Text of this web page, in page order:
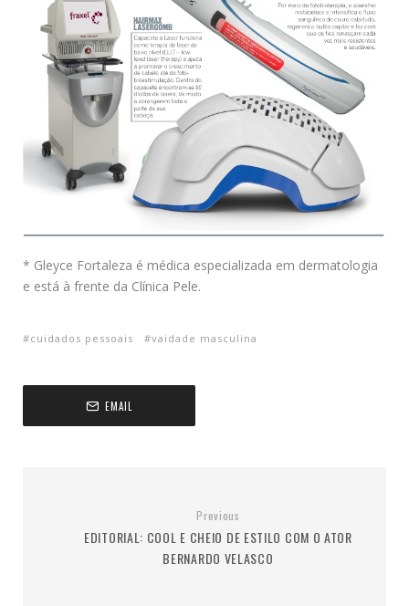
* Gleyce Fortaleza é médica especializada em dermatologia
e está à frente da Clínica Pele.
cuidados pessoais vaidade masculina
EMAIL
Previous
EDITORIAL: COOL E CHEIO DE ESTILO COM O ATOR
BERNARDO VELASCO